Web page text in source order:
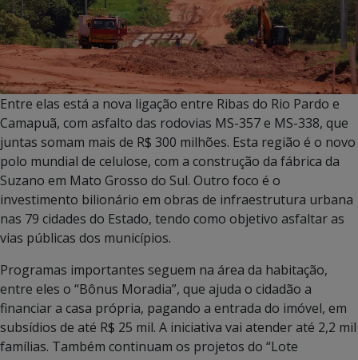
Entre elas está a nova ligação entre Ribas do Rio Pardo e
Camapuã, com asfalto das rodovias MS-357 e MS-338, que
juntas somam mais de R$ 300 milhões. Esta região é o novo
polo mundial de celulose, com a construção da fábrica da
Suzano em Mato Grosso do Sul. Outro foco é o
investimento bilionário em obras de infraestrutura urbana
nas 79 cidades do Estado, tendo como objetivo asfaltar as
vias públicas dos municípios.
Programas importantes seguem na área da habitação,
entre eles o “Bônus Moradia”, que ajuda o cidadão a
financiar a casa própria, pagando a entrada do imóvel, em
subsídios de até R$ 25 mil. A iniciativa vai atender até 2,2 mil
famílias. Também continuam os projetos do “Lote